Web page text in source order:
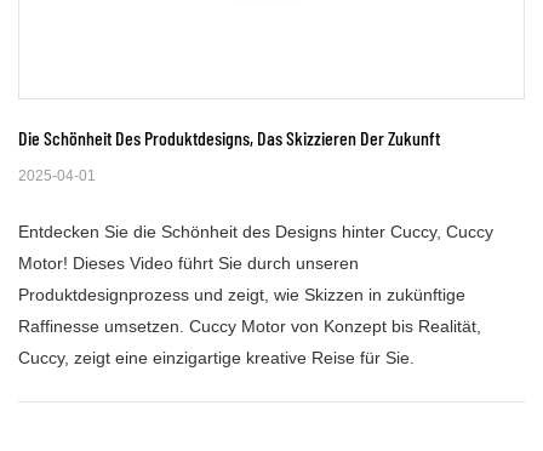
Die Schönheit Des Produktdesigns, Das Skizzieren Der Zukunft
2025-04-01
Entdecken Sie die Schönheit des Designs hinter Cuccy, Cuccy
Motor! Dieses Video führt Sie durch unseren
Produktdesignprozess und zeigt, wie Skizzen in zukünftige
Raffinesse umsetzen. Cuccy Motor von Konzept bis Realität,
Cuccy, zeigt eine einzigartige kreative Reise für Sie.